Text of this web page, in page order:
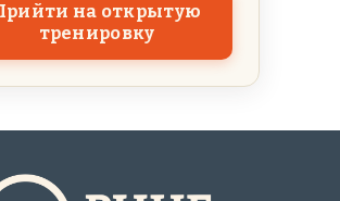
на открытую
тренировку